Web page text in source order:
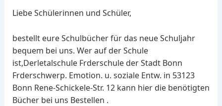
Liebe Schülerinnen und Schüler,
bestellt eure Schulbücher für das neue Schuljahr
bequem bei uns. Wer auf der Schule
ist,Derletalschule Frderschule der Stadt Bonn
Frderschwerp. Emotion. u. soziale Entw. in 53123
Bonn Rene-Schickele-Str. 12 kann hier die benötigten
Bücher bei uns Bestellen .